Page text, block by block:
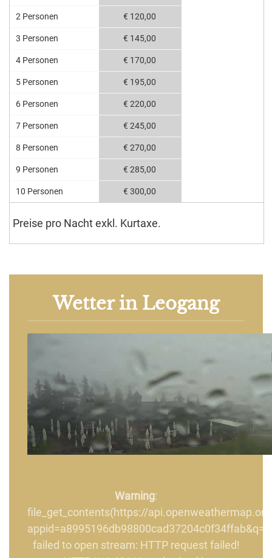
2 Personen
3 Personen
4 Personen
5 Personen
6 Personen
7 Personen
8 Personen
9 Personen
10 Personen
€ 120,00
€ 145,00
€ 170,00
€ 195,00
€ 220,00
€ 245,00
€ 270,00
€ 285,00
€ 300,00
Preise pro Nacht exkl. Kurtaxe.
Wetter in Leogang
Warning:
file_get_contents(https://
failed to open stream: HTTP request failed!